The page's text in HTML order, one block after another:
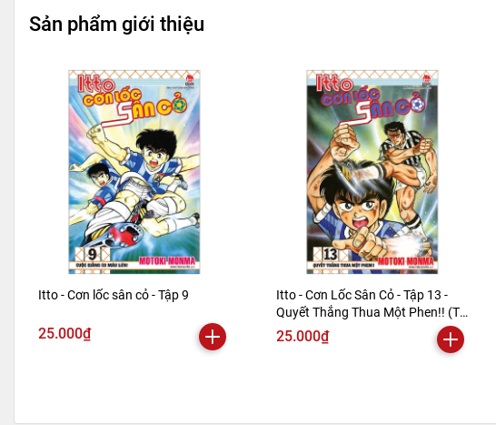
Sản phẩm giới thiệu
Itto - Cơn lốc sân cỏ - Tập 9
25.000₫
Itto - Cơn Lốc Sân Cỏ - Tập 13 -
Quyết Thắng Thua Một Phen!! (Tái
Bản 2024)
25.000₫